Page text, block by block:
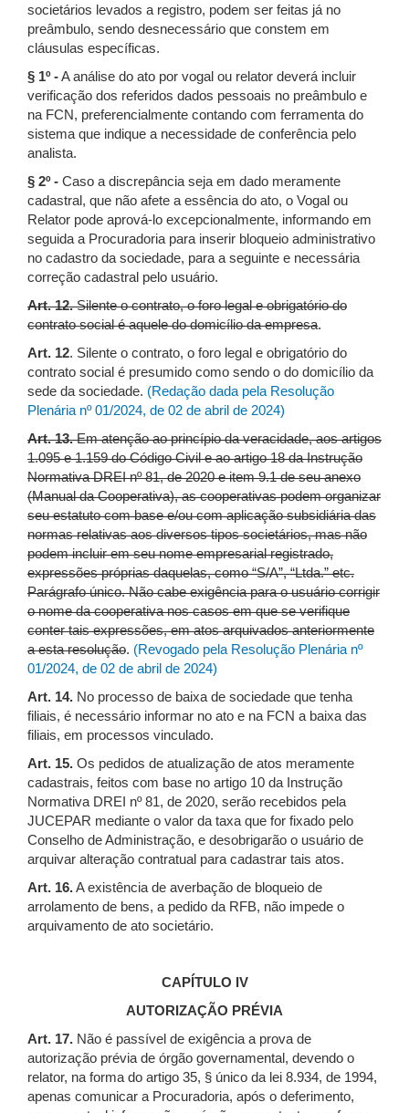
societários levados a registro, podem ser feitas já no
preâmbulo, sendo desnecessário que constem em
cláusulas específicas.
§ 1º -A análise do ato por vogal ou relator deverá incluir
verificação dos referidos dados pessoais no preâmbulo e
na FCN, preferencialmente contando com ferramenta do
sistema que indique a necessidade de conferência pelo
analista.
§ 2º - Caso a discrepância seja em dado meramente
cadastral, que não afete a essência do ato, o Vogal ou
Relator pode aprová-lo excepcionalmente, informando em
seguida a Procuradoria para inserir bloqueio administrativo
no cadastro da sociedade, para a seguinte e necessária
correção cadastral pelo usuário.
Art. 12.Silente o contrato, o foro legal e obrigatório do
contrato social é aquele do domicílio da empresa.
Art. 12. Silente o contrato, o foro legal e obrigatório do
contrato social é presumido como sendo o do domicílio da
sede da sociedade. (Redação dada pela Resolução
Plenária nº 01/2024, de 02 de abril de 2024)
Art. 13.Em atenção ao princípio da veracidade, aos artigos
1.095 e 1.159 do Código Civil e ao artigo 18 da Instrução
Normativa DREI nº 81, de 2020 e item 9.1 de seu anexo
(Manual da Cooperativa), as cooperativas podem organizar
seu estatuto com base e/ou com aplicação subsidiária das
normas relativas aos diversos tipos societários, mas não
podem incluir em seu nome empresarial registrado,
expressões próprias daquelas, como “S/A”, “Ltda.” etc.
Parágrafo único. Não cabe exigência para o usuário corrigir
o nome da cooperativa nos casos em que se verifique
conter tais expressões, em atos arquivados anteriormente
a esta resolução. (Revogado pela Resolução Plenária nº
01/2024, de 02 de abril de 2024)
Art. 14. No processo de baixa de sociedade que tenha
filiais, é necessário informar no ato e na FCN a baixa das
filiais, em processos vinculado.
Art. 15. Os pedidos de atualização de atos meramente
cadastrais, feitos com base no artigo 10 da Instrução
Normativa DREI nº 81, de 2020, serão recebidos pela
JUCEPAR mediante o valor da taxa que for fixado pelo
Conselho de Administração, e desobrigarão o usuário de
arquivar alteração contratual para cadastrar tais atos.
Art. 16.A existência de averbação de bloqueio de
arrolamento de bens, a pedido da RFB, não impede o
arquivamento de ato societário.
CAPÍTULO IV
AUTORIZAÇÃO PRÉVIA
Art. 17. Não é passível de exigência a prova de
autorização prévia de órgão governamental, devendo o
relator, na forma do artigo 35, § único da lei 8.934, de 1994,
apenas comunicar a Procuradoria, após o deferimento,